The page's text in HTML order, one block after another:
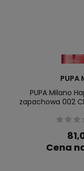
PUPA
PUPA Milano
zapachowa 002
Cena